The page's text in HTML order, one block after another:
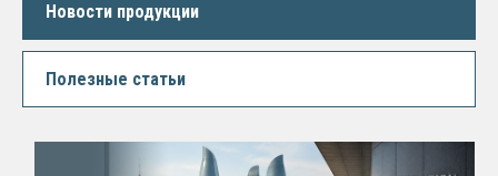
Новости продукции
Полезные статьи